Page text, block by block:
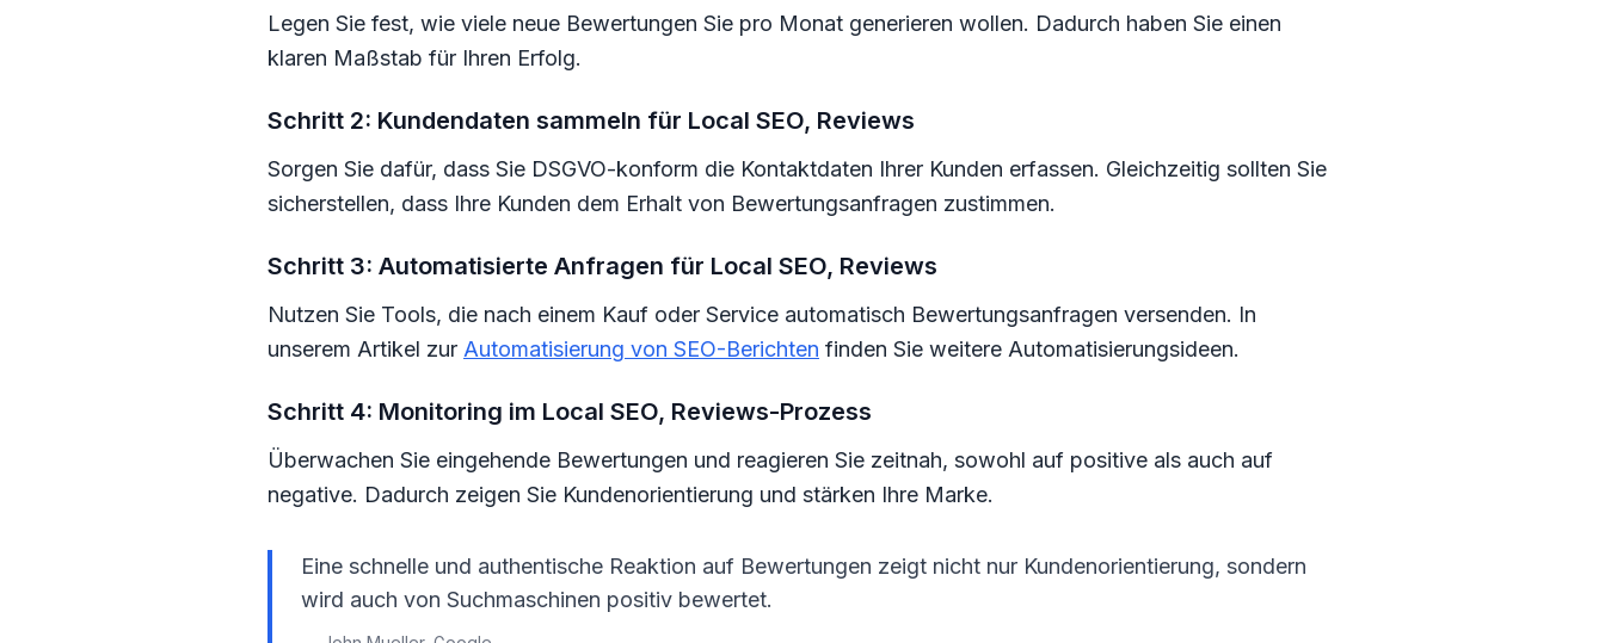
Legen Sie fest, wie viele neue Bewertungen Sie pro Monat generieren wollen. Dadurch haben Sie einen
klaren Maßstab für Ihren Erfolg.
Schritt 2: Kundendaten sammeln für Local SEO, Reviews
Sorgen Sie dafür, dass Sie DSGVO-konform die Kontaktdaten Ihrer Kunden erfassen. Gleichzeitig sollten Sie
sicherstellen, dass Ihre Kunden dem Erhalt von Bewertungsanfragen zustimmen.
Schritt 3: Automatisierte Anfragen für Local SEO, Reviews
Nutzen Sie Tools, die nach einem Kauf oder Service automatisch Bewertungsanfragen versenden. In
unserem Artikel zur Automatisierung von SEO-Berichten finden Sie weitere Automatisierungsideen.
Schritt 4: Monitoring im Local SEO, Reviews-Prozess
Überwachen Sie eingehende Bewertungen und reagieren Sie zeitnah, sowohl auf positive als auch auf
negative. Dadurch zeigen Sie Kundenorientierung und stärken Ihre Marke.
Eine schnelle und authentische Reaktion auf Bewertungen zeigt nicht nur Kundenorientierung, sondern
wird auch von Suchmaschinen positiv bewertet.